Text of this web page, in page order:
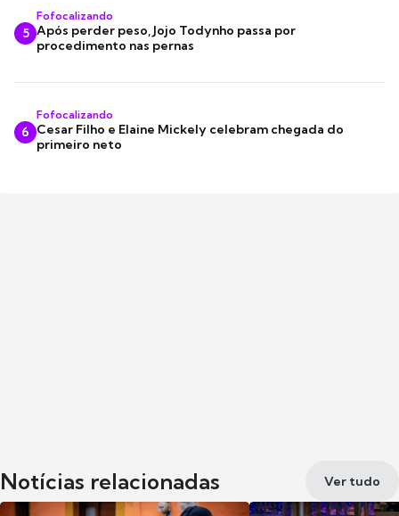
5
Fofocalizando
Após perder peso, Jojo Todynho passa por
procedimento nas pernas
6
Fofocalizando
Cesar Filho e Elaine Mickely celebram chegada do
primeiro neto
Notícias relacionadas Ver tudo